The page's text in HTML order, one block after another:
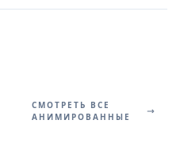
СМОТРЕТЬ ВСЕ
АНИМИРОВАННЫЕ